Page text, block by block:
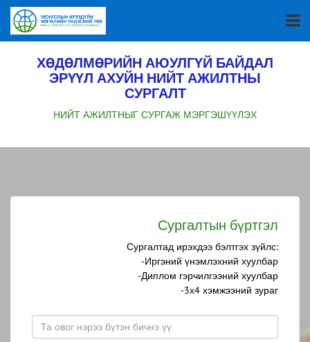
ХӨДӨЛМӨРИЙН АЮУЛГҮЙ БАЙДАЛ
ЭРҮҮЛ АХУЙН НИЙТ АЖИЛТНЫ
СУРГАЛТ
НИЙТ АЖИЛТНЫГ СУРГАЖ МЭРГЭШҮҮЛЭХ
Сургалтын бүртгэл
Сургалтад ирэхдээ бэлтгэх зүйлс:
-Иргэний үнэмлэхний хуулбар
-Диплом гэрчилгээний хуулбар
-3х4 хэмжээний зураг